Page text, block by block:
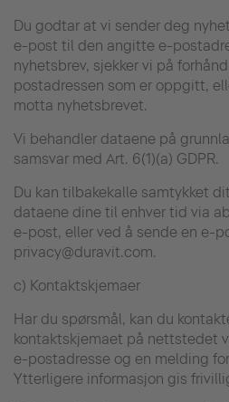
Du godtar at vi sender deg
e-post til den angitte e-
nyhetsbrev, sjekker vi på
postadressen som er oppgitt,
motta nyhetsbrevet.
Vi behandler dataene på
samsvar med Art. 6(1)(a) GDPR.
Du kan tilbakekalle samtykket
dataene dine til enhver tid via
e-post, eller ved å sende en e-
privacy@duravit.com.
c) Kontaktskjemaer
Har du spørsmål, kan du
kontaktskjemaet på nettstedet
e-postadresse og en melding
Ytterligere informasjon gis